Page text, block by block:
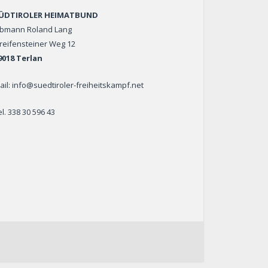
HEIMATBUND
Roland Lang
Weg 12
Terlan
info@suedtiroler-freiheitskampf.net
338 30 596 43